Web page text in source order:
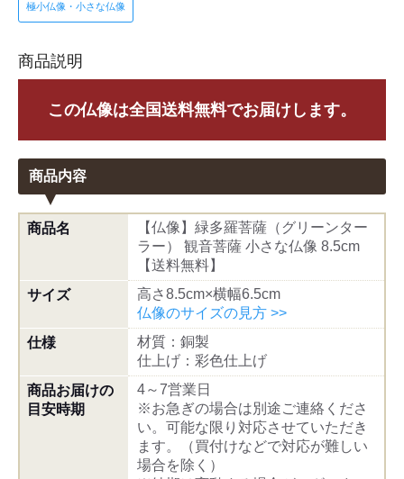
極小仏像・小さな仏像
商品説明
この仏像は全国送料無料でお届けします。
商品内容
商品名
【仏像】緑多羅菩薩（グリーンター
ラー） 観音菩薩 小さな仏像 8.5cm
【送料無料】
サイズ
高さ8.5cm×横幅6.5cm
仏像のサイズの見方 >>
仕様
材質：銅製
仕上げ：彩色仕上げ
商品お届けの
目安時期
4～7営業日
※お急ぎの場合は別途ご連絡くださ
い。可能な限り対応させていただき
ます。（買付けなどで対応が難しい
場合を除く）